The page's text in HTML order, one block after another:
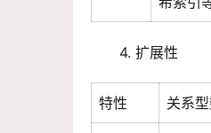
4. 扩展性
特性 关系